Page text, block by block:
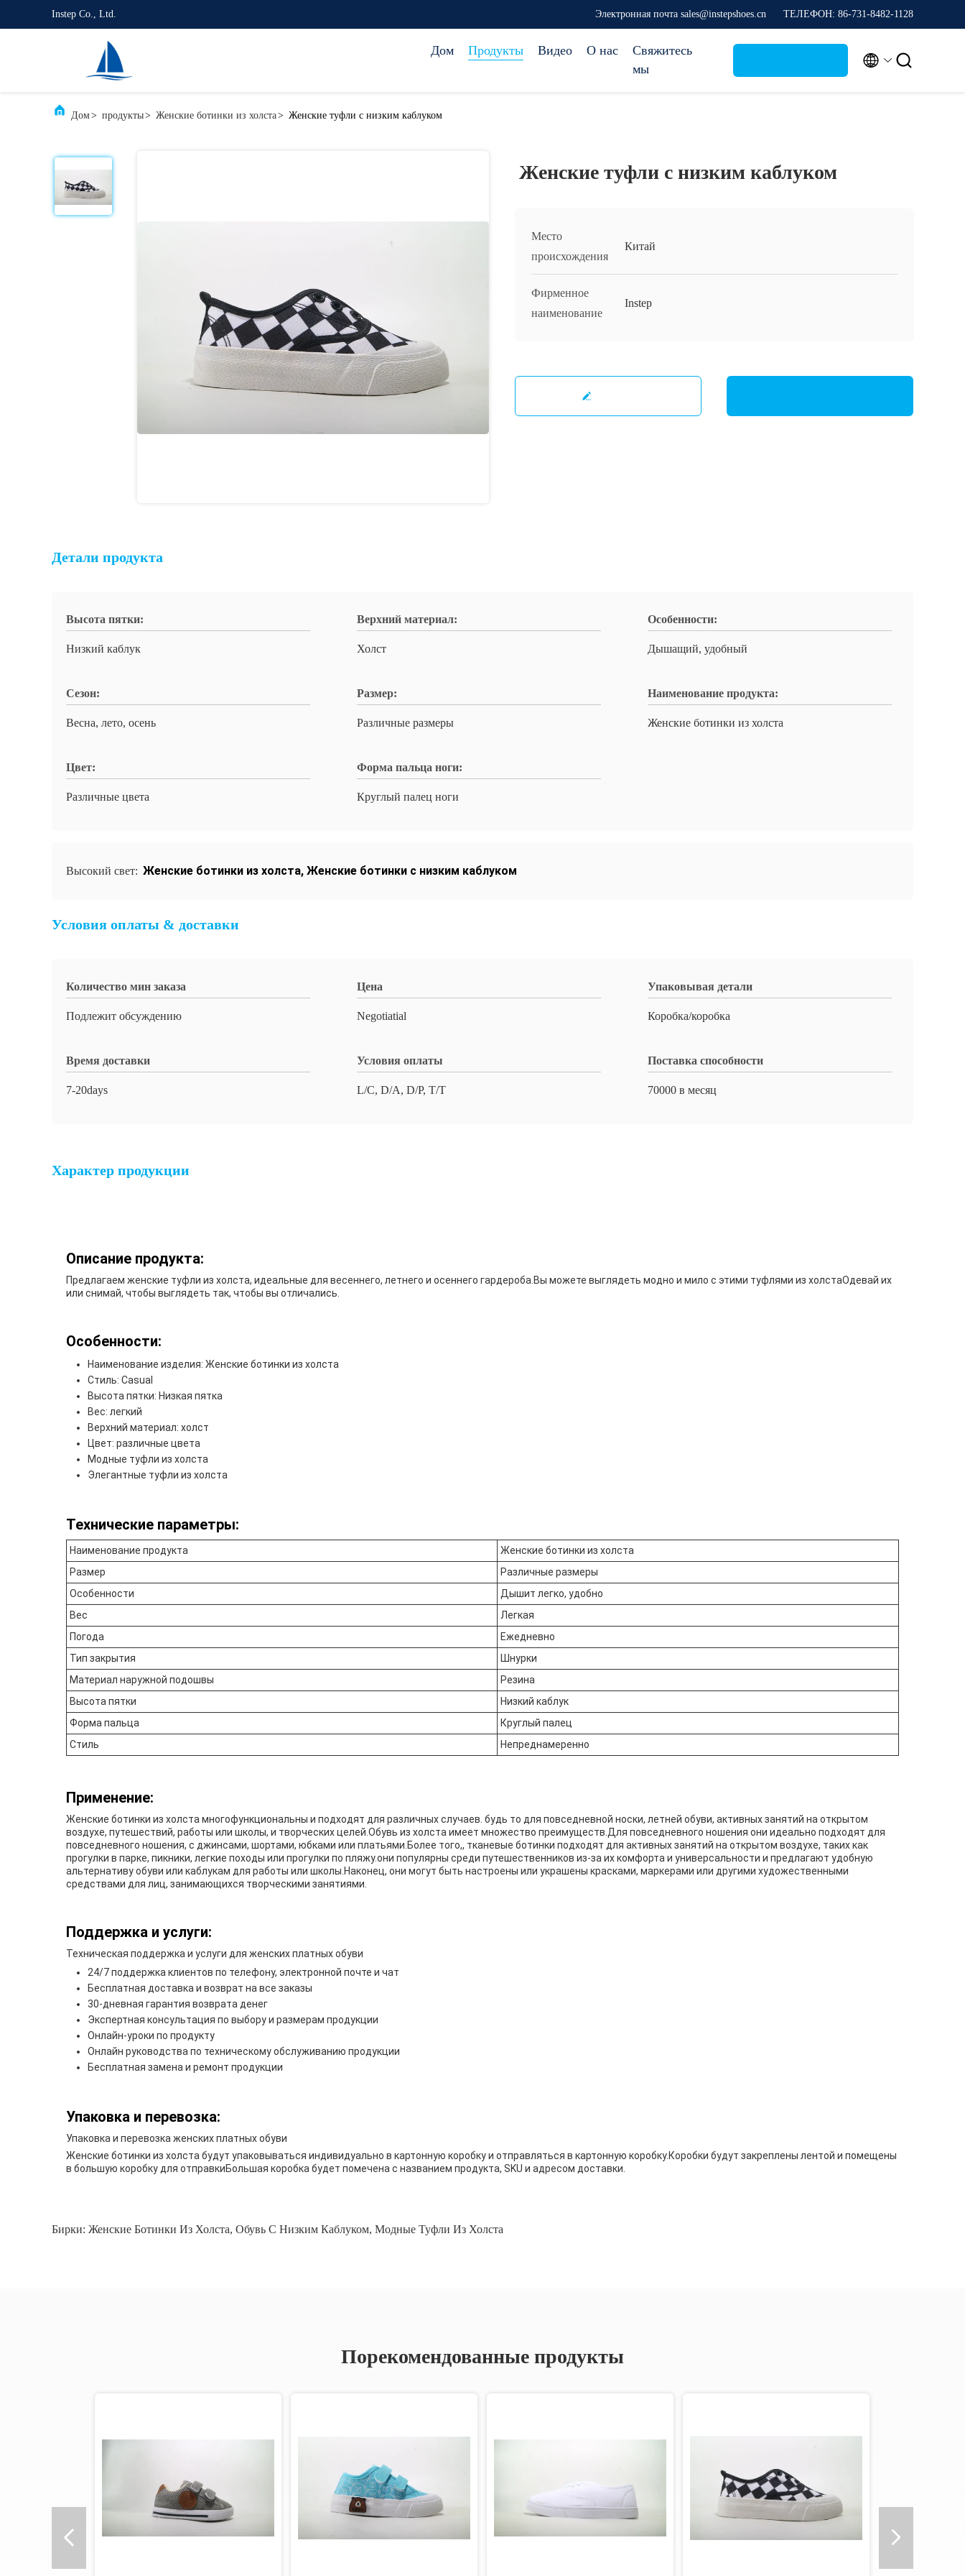
Instep Co., Ltd. Электронная почта sales@instepshoes.cn ТЕЛЕФОН: 86-731-8482-1128
Дом Продукты Видео О нас
Свяжитесь
мы
 
Дом> продукты> Женские ботинки из холста> Женские туфли с низким каблуком
Женские туфли с низким каблуком
Место
происхождения
Китай
Фирменное
наименование
Instep
Детали продукта
Высота пятки:
Низкий каблук
Верхний материал:
Холст
Особенности:
Дышащий, удобный
Сезон:
Весна, лето, осень
Размер:
Различные размеры
Наименование продукта:
Женские ботинки из холста
Цвет:
Различные цвета
Форма пальца ноги:
Круглый палец ноги
Высокий свет: Женские ботинки из холста, Женские ботинки с низким каблуком
Условия оплаты & доставки
Количество мин заказа
Подлежит обсуждению
Цена
Negotiatial
Упаковывая детали
Коробка/коробка
Время доставки
7-20days
Условия оплаты
L/C, D/A, D/P, T/T
Поставка способности
70000 в месяц
Характер продукции
Описание продукта:
Предлагаем женские туфли из холста, идеальные для весеннего, летнего и осеннего гардероба.Вы можете выглядеть модно и мило с этими туфлями из холстаОдевай их
или снимай, чтобы выглядеть так, чтобы вы отличались.
Особенности:
Наименование изделия: Женские ботинки из холста
Стиль: Casual
Высота пятки: Низкая пятка
Вес: легкий
Верхний материал: холст
Цвет: различные цвета
Модные туфли из холста
Элегантные туфли из холста
Технические параметры:
Наименование продукта
Женские ботинки из холста
Размер
Различные размеры
Особенности
Дышит легко, удобно
Вес
Легкая
Погода
Ежедневно
Тип закрытия
Шнурки
Материал наружной подошвы
Резина
Высота пятки
Низкий каблук
Форма пальца
Круглый палец
Стиль
Непреднамеренно
Применение:
Женские ботинки из холста многофункциональны и подходят для различных случаев. будь то для повседневной носки, летней обуви, активных занятий на открытом
воздухе, путешествий, работы или школы, и творческих целей.Обувь из холста имеет множество преимуществ.Для повседневного ношения они идеально подходят для
повседневного ношения, с джинсами, шортами, юбками или платьями.Более того,, тканевые ботинки подходят для активных занятий на открытом воздухе, таких как
прогулки в парке, пикники, легкие походы или прогулки по пляжу.они популярны среди путешественников из-за их комфорта и универсальности и предлагают удобную
альтернативу обуви или каблукам для работы или школы.Наконец, они могут быть настроены или украшены красками, маркерами или другими художественными
средствами для лиц, занимающихся творческими занятиями.
Поддержка и услуги:
Техническая поддержка и услуги для женских платных обуви
24/7 поддержка клиентов по телефону, электронной почте и чат
Бесплатная доставка и возврат на все заказы
30-дневная гарантия возврата денег
Экспертная консультация по выбору и размерам продукции
Онлайн-уроки по продукту
Онлайн руководства по техническому обслуживанию продукции
Бесплатная замена и ремонт продукции
Упаковка и перевозка:
Упаковка и перевозка женских платных обуви
Женские ботинки из холста будут упаковываться индивидуально в картонную коробку и отправляться в картонную коробку.Коробки будут закреплены лентой и помещены
в большую коробку для отправкиБольшая коробка будет помечена с названием продукта, SKU и адресом доставки.
Бирки: Женские Ботинки Из Холста, Обувь С Низким Каблуком, Модные Туфли Из Холста
Порекомендованные продукты